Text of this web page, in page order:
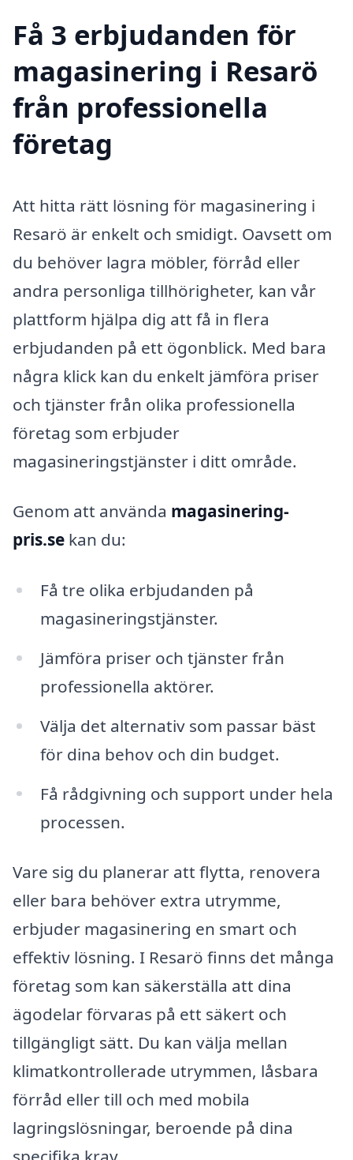
Få 3 erbjudanden för
magasinering i Resarö
från professionella
företag
Att hitta rätt lösning för magasinering i
Resarö är enkelt och smidigt. Oavsett om
du behöver lagra möbler, förråd eller
andra personliga tillhörigheter, kan vår
plattform hjälpa dig att få in flera
erbjudanden på ett ögonblick. Med bara
några klick kan du enkelt jämföra priser
och tjänster från olika professionella
företag som erbjuder
magasineringstjänster i ditt område.
Genom att använda magasinering-
pris.se kan du:
Få tre olika erbjudanden på
magasineringstjänster.
Jämföra priser och tjänster från
professionella aktörer.
Välja det alternativ som passar bäst
för dina behov och din budget.
Få rådgivning och support under hela
processen.
Vare sig du planerar att flytta, renovera
eller bara behöver extra utrymme,
erbjuder magasinering en smart och
effektiv lösning. I Resarö finns det många
företag som kan säkerställa att dina
ägodelar förvaras på ett säkert och
tillgängligt sätt. Du kan välja mellan
klimatkontrollerade utrymmen, låsbara
förråd eller till och med mobila
lagringslösningar, beroende på dina